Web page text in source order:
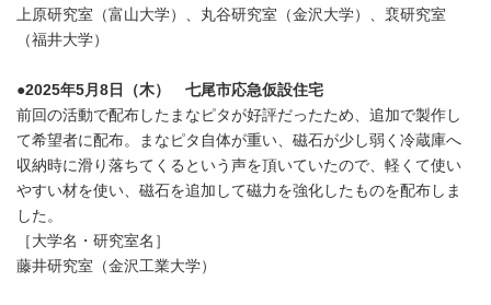
上原研究室（富山大学）、丸谷研究室（金沢大学）、裵研究室
（福井大学）
●2025年5月8日（木） 七尾市応急仮設住宅
前回の活動で配布したまなピタが好評だったため、追加で製作し
て希望者に配布。まなピタ自体が重い、磁石が少し弱く冷蔵庫へ
収納時に滑り落ちてくるという声を頂いていたので、軽くて使い
やすい材を使い、磁石を追加して磁力を強化したものを配布しま
した。
［大学名・研究室名］
藤井研究室（金沢工業大学）